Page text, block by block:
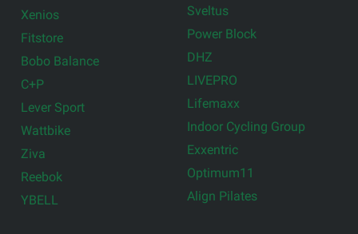
Xenios
Fitstore
Bobo Balance
C+P
Lever Sport
Wattbike
Ziva
Reebok
YBELL
Sveltus
Power Block
DHZ
LIVEPRO
Lifemaxx
Indoor Cycling Group
Exxentric
Optimum11
Align Pilates